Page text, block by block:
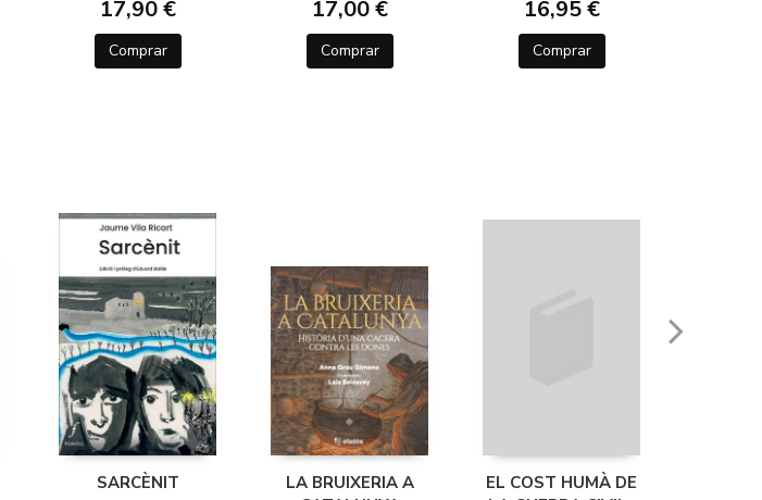
17,90 €
Comprar
17,00 €
Comprar
16,95 €
Comprar
SARCÈNIT
LA BRUIXERIA A
EL COST HUMÀ DE